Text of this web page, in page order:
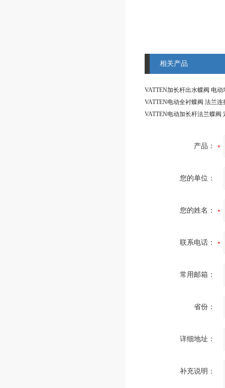
相关产品
产品：
您的单位：
您的姓名：
联系电话：
常用邮箱：
省份：
详细地址：
补充说明：